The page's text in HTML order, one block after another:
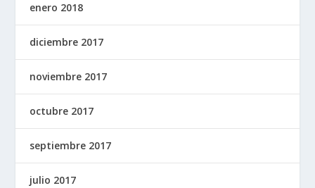
enero 2018
diciembre 2017
noviembre 2017
octubre 2017
septiembre 2017
julio 2017